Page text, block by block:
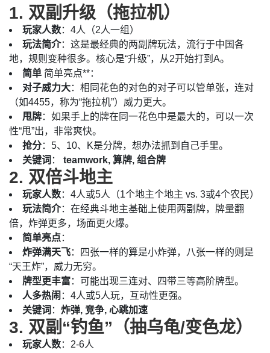
1. 双副升级（拖拉机）
玩家人数：4人（2人一组）
玩法简介：这是最经典的两副牌玩法，流行于中国各
地，规则变种很多。核心是“升级”，从2开始打到A。
简单 简单亮点**：
对子威力大：相同花色的对色的对子可以管单张，连对
（如4455，称为“拖拉机”）威力更大。
甩牌：如果手上的牌在同一花色中是最大的，可以一次
性“甩”出，非常爽快。
抢分：5、10、K是分牌，想办法抓到自己手里。
关键词 ： teamwork, 算牌, 组合牌
2. 双倍斗地主
玩家人数：4人或5人（1个地主个地主 vs. 3或4个农民）
玩法简介：在经典斗地主基础上使用两副牌，牌量翻
倍，炸弹更多，场面更火爆。
简单亮点：
炸弹满天飞：四张一样的算是小炸弹，八张一样的则是
“天王炸”，威力无穷。
牌型更丰富：可能出现三连对、四带三等高阶牌型。
人多热闹 ：4人或5人玩，互动性更强。
关键词 ： 炸弹, 竞争, 心跳加速
3. 双副“钓鱼”（抽乌龟/变色龙）
玩家人数：2-6人